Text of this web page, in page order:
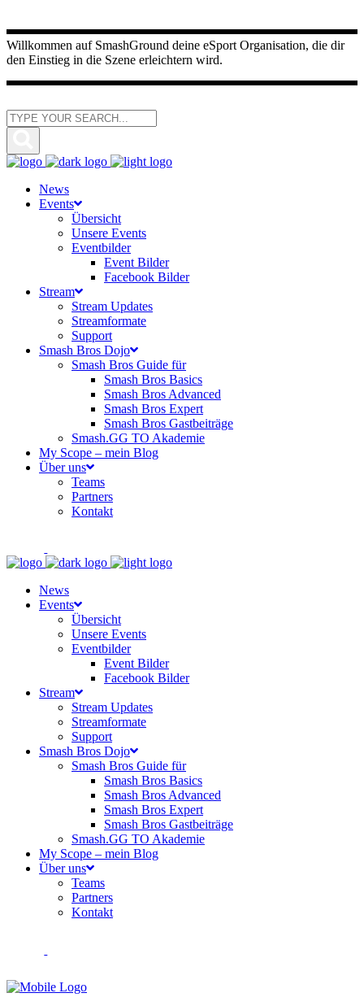
Willkommen auf SmashGround deine eSport Organisation, die dir
den Einstieg in die Szene erleichtern wird.
News
Events
Übersicht
Unsere Events
Eventbilder
Event Bilder
Facebook Bilder
Stream
Stream Updates
Streamformate
Support
Smash Bros Dojo
Smash Bros Guide für
Smash Bros Basics
Smash Bros Advanced
Smash Bros Expert
Smash Bros Gastbeiträge
Smash.GG TO Akademie
My Scope – mein Blog
Über uns
Teams
Partners
Kontakt
News
Events
Übersicht
Unsere Events
Eventbilder
Event Bilder
Facebook Bilder
Stream
Stream Updates
Streamformate
Support
Smash Bros Dojo
Smash Bros Guide für
Smash Bros Basics
Smash Bros Advanced
Smash Bros Expert
Smash Bros Gastbeiträge
Smash.GG TO Akademie
My Scope – mein Blog
Über uns
Teams
Partners
Kontakt